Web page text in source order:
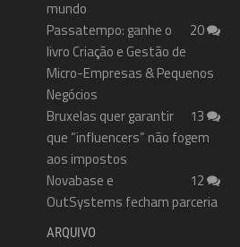
mundo
20
Passatempo: ganhe o
livro Criação e Gestão de
Micro-Empresas & Pequenos
Negócios
13
Bruxelas quer garantir
que “influencers” não fogem
aos impostos
12
Novabase e
OutSystems fecham parceria
ARQUIVO